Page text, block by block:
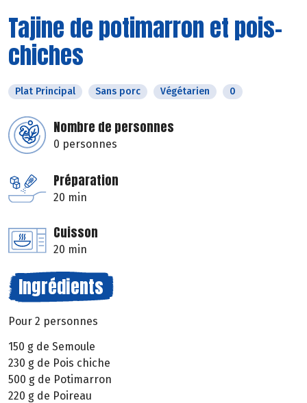
Tajine de potimarron et pois-
chiches
Plat Principal Sans porc Végétarien 0
Nombre de personnes
0 personnes
Préparation
20 min
Cuisson
20 min
Ingrédients
Pour 2 personnes
150 g de Semoule
230 g de Pois chiche
500 g de Potimarron
220 g de Poireau